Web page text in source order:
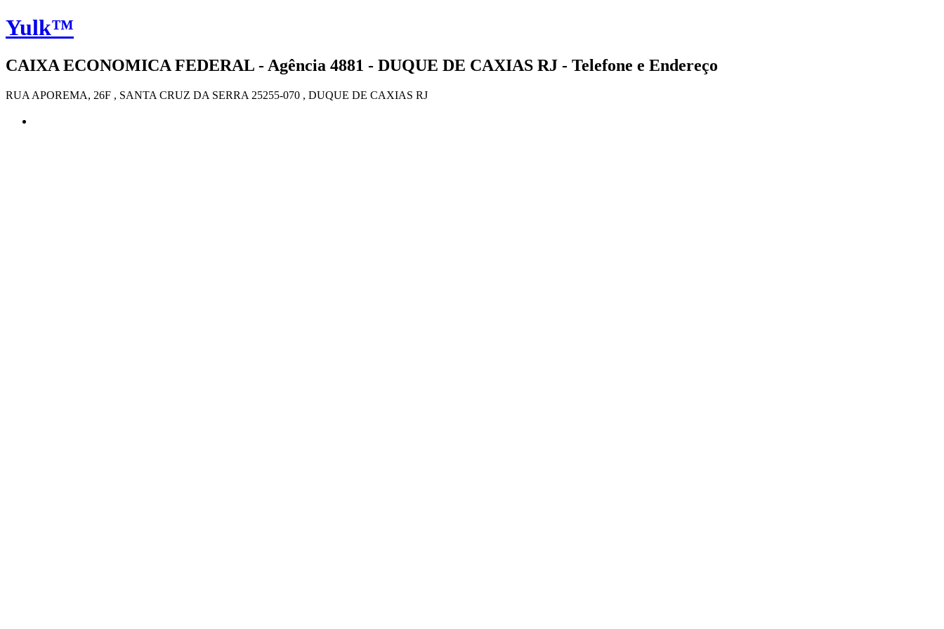
Yulk™
CAIXA ECONOMICA FEDERAL - Agência 4881 - DUQUE DE CAXIAS RJ - Telefone e Endereço
RUA APOREMA, 26F , SANTA CRUZ DA SERRA 25255-070 , DUQUE DE CAXIAS RJ